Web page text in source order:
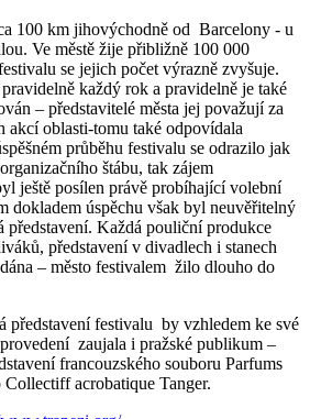
100 km jihovýchodně od Barcelony - u
Ve městě žije přibližně 100 000
se jejich počet výrazně zvyšuje.
každý rok a pravidelně je také
– představitelé města jej považují za
akcí oblasti-tomu také odpovídala
průběhu festivalu se odrazilo jak
štábu, tak zájem
ještě posílen právě probíhající volební
dokladem úspěchu však byl neuvěřitelný
představení. Každá pouliční produkce
představení v divadlech i stanech
– město festivalem žilo dlouho do
představení festivalu by vzhledem ke své
zaujala i pražské publikum –
francouzského souboru Parfums
Collectiff acrobatique Tanger.